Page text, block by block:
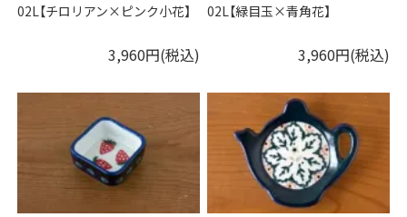
02L【チロリアン×ピンク小花】
3,960円(税込)
02L【緑目玉×青角花】
3,960円(税込)